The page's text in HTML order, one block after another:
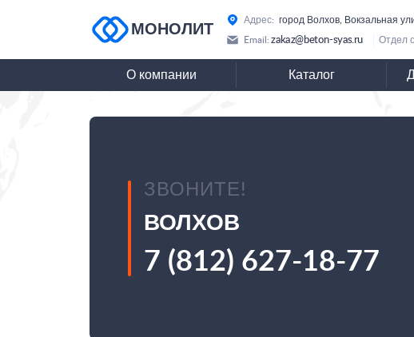
МОНОЛИТ
Адрес: город Волхов, Вокзальная
Email: zakaz@beton-syas.ru Отдел
О компании Каталог
ЗВОНИТЕ!
ВОЛХОВ
7 (812) 627-18-77